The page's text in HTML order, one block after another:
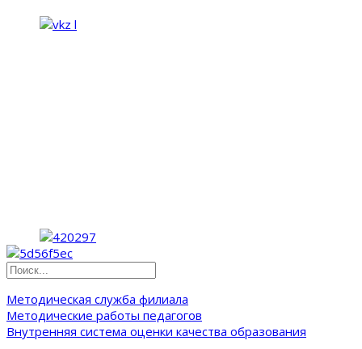
Методическая служба филиала
Методические работы педагогов
Внутренняя система оценки качества образования